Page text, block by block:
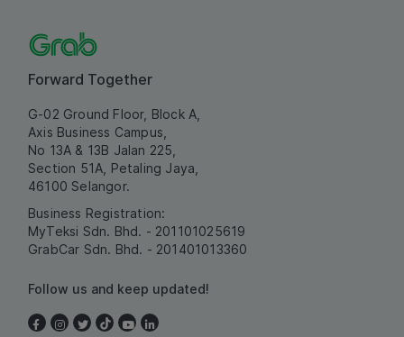
Forward Together
G-02 Ground Floor, Block A,
Axis Business Campus,
No 13A & 13B Jalan 225,
Section 51A, Petaling Jaya,
46100 Selangor.
Business Registration:
MyTeksi Sdn. Bhd. - 201101025619
GrabCar Sdn. Bhd. - 201401013360
Follow us and keep updated!